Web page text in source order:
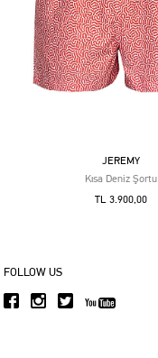
JEREMY
Kısa Deniz Şortu
TL 3.900,00
FOLLOW US